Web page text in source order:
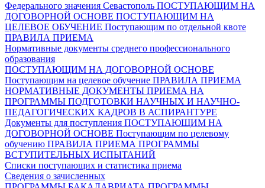
Федерального значения Севастополь ПОСТУПАЮЩИМ НА
ДОГОВОРНОЙ ОСНОВЕ ПОСТУПАЮЩИМ НА
ЦЕЛЕВОЕ ОБУЧЕНИЕ Поступающим по отдельной квоте
ПРАВИЛА ПРИЕМА
Нормативные документы среднего профессионального
образования
ПОСТУПАЮЩИМ НА ДОГОВОРНОЙ ОСНОВЕ
Поступающим на целевое обучение ПРАВИЛА ПРИЕМА
НОРМАТИВНЫЕ ДОКУМЕНТЫ ПРИЕМА НА
ПРОГРАММЫ ПОДГОТОВКИ НАУЧНЫХ И НАУЧНО-
ПЕДАГОГИЧЕСКИХ КАДРОВ В АСПИРАНТУРЕ
Документы для поступления ПОСТУПАЮЩИМ НА
ДОГОВОРНОЙ ОСНОВЕ Поступающим по целевому
обучению ПРАВИЛА ПРИЕМА ПРОГРАММЫ
ВСТУПИТЕЛЬНЫХ ИСПЫТАНИЙ
Списки поступающих и статистика приема
Сведения о зачисленных